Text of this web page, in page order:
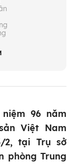
96 năm
Việt Nam
2, tại Trụ sở
phòng Trung